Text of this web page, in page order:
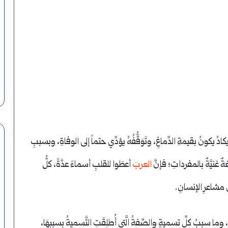
يكونُ بقيمةِ الدِّماغِ، وتَوَقُّفُهُ يؤدِّي حتماً إلى الوفاةِ، وبسببِ
غنيَّةٌ بالمفرداتِ؛ فإنَّ العربَ أعطَوا للقلبِ أسماءً عدَّةً، كلُّ
الإنسانِ.
وما سببُ كلِّ تسميةٍ والصِّفةُ الَّتي أُطلِقَتِ التَّسميةُ بسببِهَا،